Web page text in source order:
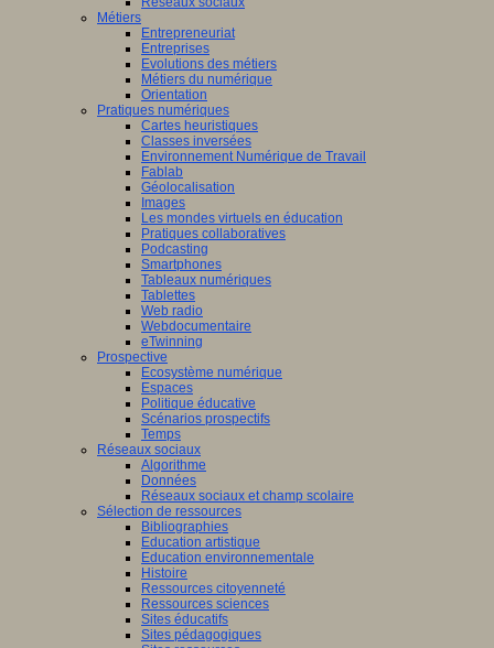
Métiers
Entrepreneuriat
Entreprises
Evolutions des métiers
Métiers du numérique
Orientation
Pratiques numériques
Cartes heuristiques
Classes inversées
Environnement Numérique de Travail
Fablab
Géolocalisation
Images
Les mondes virtuels en éducation
Pratiques collaboratives
Podcasting
Smartphones
Tableaux numériques
Tablettes
Web radio
Webdocumentaire
eTwinning
Prospective
Ecosystème numérique
Espaces
Politique éducative
Scénarios prospectifs
Temps
Réseaux sociaux
Algorithme
Données
Réseaux sociaux et champ scolaire
Sélection de ressources
Bibliographies
Education artistique
Education environnementale
Histoire
Ressources citoyenneté
Ressources sciences
Sites éducatifs
Sites pédagogiques